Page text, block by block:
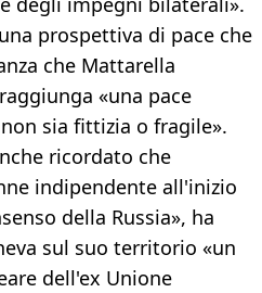
prospettiva di pace che
che Mattarella
«una pace
sia fittizia o fragile».
ricordato che
indipendente all'inizio
della Russia», ha
sul suo territorio «un
dell'ex Unione